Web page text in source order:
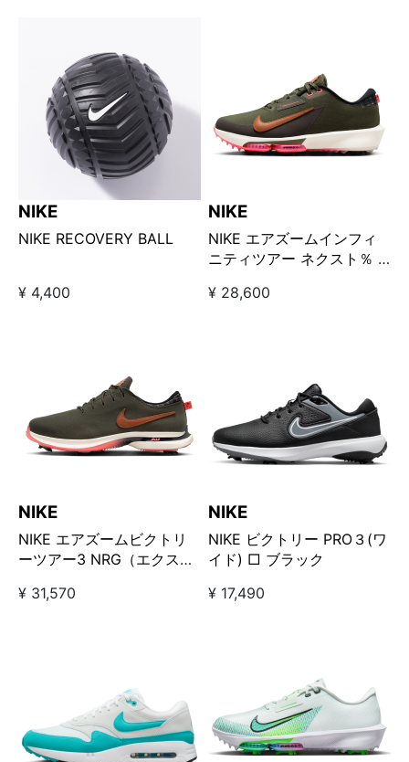
NIKE
NIKE RECOVERY BALL
¥ 4,400
NIKE
NIKE エアズームインフィ
ニティツアー ネクスト％ 2
¥ 28,600
NIKE
NIKE エアズームビクトリ
ーツアー3 NRG（エクスト
¥ 31,570
NIKE
NIKE ビクトリー PRO３(ワ
イド) □ ブラック
¥ 17,490